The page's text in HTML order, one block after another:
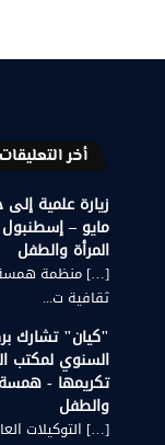
أخر التعليقات
مايو –
المرأة والطفل
[…] منظمة همسة
ثقافية ت...
"كيان" تشارك
السنوي لمكتب
تكريمها - همسة
والطفل
[…] التوكيلات